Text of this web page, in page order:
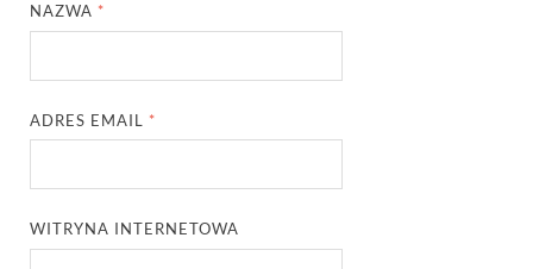
NAZWA *
ADRES EMAIL *
WITRYNA INTERNETOWA